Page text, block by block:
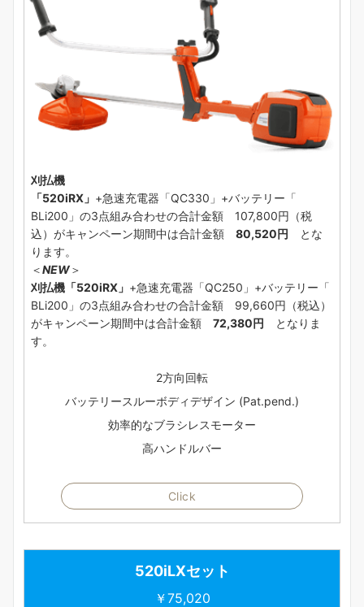
刈払機
「520iRX」 +急速充電器「QC330」+バッテリー「
BLi200」の3点組み合わせの合計金額 107,800円（税
込）がキャンペーン期間中は合計金額 80,520円 とな
ります。
＜NEW＞
刈払機「520iRX」 +急速充電器「QC250」+バッテリー「
BLi200」の3点組み合わせの合計金額 99,660円（税込）
がキャンペーン期間中は合計金額 72,380円 となりま
す。
2方向回転
バッテリースルーボディデザイン (Pat.pend.)
効率的なブラシレスモーター
高ハンドルバー
Click
520iLXセット
￥75,020